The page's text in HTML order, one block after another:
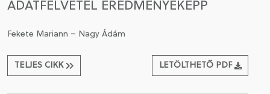
ADATFELVÉTEL EREDMÉNYEKÉPP
Fekete Mariann – Nagy Ádám
TELJES CIKK LETÖLTHETŐ PDF